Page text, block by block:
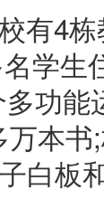
有4
学
功
本
白板